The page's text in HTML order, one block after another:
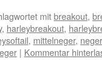
mitbreakout,
, harleybreakout,
, mittelneger, neger
| Kommentar